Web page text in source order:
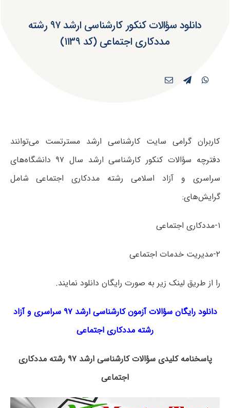
دانلود سؤالات کنکور کارشناسی ارشد ۹۷ رشته
مددکاری اجتماعی (کد ۱۱۳۹)
کاربران گرامی سایت کارشناسی ارشد مسترتست می‌توانند
دفترچه سؤالات کنکور کارشناسی ارشد سال ۹۷ دانشگاه‌های
سراسری و آزاد اسلامی رشته مددکاری اجتماعی شامل
گرایش‌های:
۱-مددکاری اجتماعی
۲-مدیریت خدمات اجتماعی
را از طریق لینک‌ زیر به صورت رایگان دانلود نمایند.
دانلود رایگان سؤالات آزمون کارشناسی ارشد ۹۷ سراسری و آزاد
رشته مددکاری اجتماعی
پاسخنامه کلیدی سؤالات کارشناسی ارشد ۹۷ رشته مددکاری
اجتماعی